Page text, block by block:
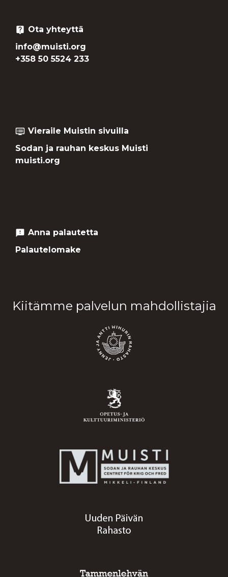
live_help Ota yhteyttä
info@muisti.org
+358 50 5524 233
dvr Vieraile Muistin sivuilla
Sodan ja rauhan keskus Muisti
muisti.org
feedback Anna palautetta
Palautelomake
Kiitämme palvelun mahdollistajia